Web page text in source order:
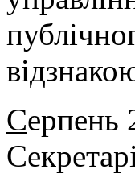
Серпень